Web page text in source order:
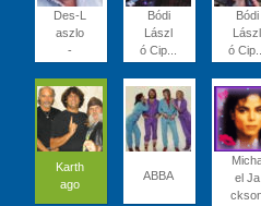
Des-L
aszlo
-
Bódi
Lászl
ó Cip...
Bódi
Lászl
ó
Karth
ago
ABBA
el Ja